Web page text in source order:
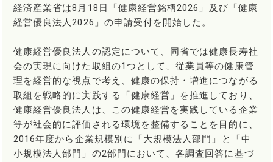
経済産業省は8月18日「健康経営銘柄2026」及び「健康
経営優良法人2026」の申請受付を開始した。
健康経営優良法人の認定について、同省では健康長寿社
会の実現に向けた取組の1つとして、従業員等の健康管
理を経営的な視点で考え、健康の保持・増進につながる
取組を戦略的に実践する「健康経営」を推進しており、
健康経営優良法人は、この健康経営を実践している企業
等が社会的に評価される環境を整備することを目的に、
2016年度から企業規模別に「大規模法人部門」と「中
小規模法人部門」の2部門において、各調査回答に基づ